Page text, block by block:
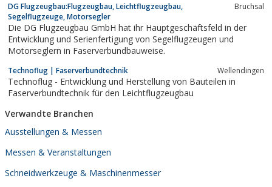
STC ✔ safety ✔ installation KIT’s ✔ products ✔ aviation
products...
DG Flugzeugbau:Flugzeugbau, Leichtflugzeugbau,
Segelflugzeuge, Motorsegler
Bruchsal
Die DG Flugzeugbau GmbH hat ihr Hauptgeschäftsfeld in der
Entwicklung und Serienfertigung von Segelflugzeugen und
Motorseglern in Faserverbundbauweise.
Technoflug | Faserverbundtechnik Wellendingen
Technoflug - Entwicklung und Herstellung von Bauteilen in
Faserverbundtechnik für den Leichtflugzeugbau
Verwandte Branchen
Ausstellungen & Messen
Messen & Veranstaltungen
Schneidwerkzeuge & Maschinenmesser